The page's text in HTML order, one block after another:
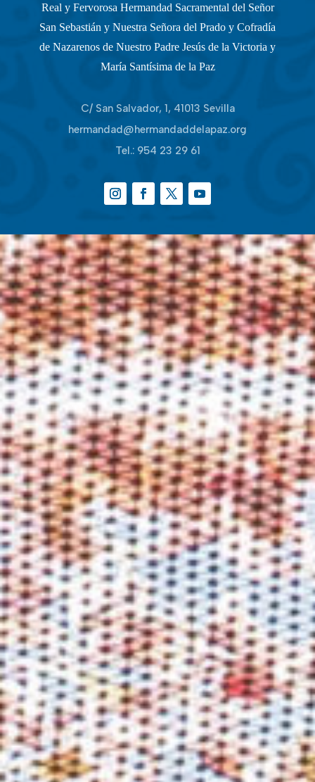
Real y Fervorosa Hermandad Sacramental del Señor
San Sebastián y Nuestra Señora del Prado y Cofradía
de Nazarenos de Nuestro Padre Jesús de la Victoria y
María Santísima de la Paz
C/ San Salvador, 1, 41013 Sevilla
hermandad@hermandaddelapaz.org
Tel.: 954 23 29 61